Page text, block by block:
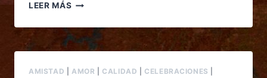
LEER MÁS
AMISTAD AMOR CALIDAD CELEBRACIONES